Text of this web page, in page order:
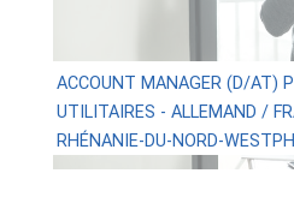
ACCOUNT MANAGER (D/AT)
UTILITAIRES - ALLEMAND /
RHÉNANIE-DU-NORD-